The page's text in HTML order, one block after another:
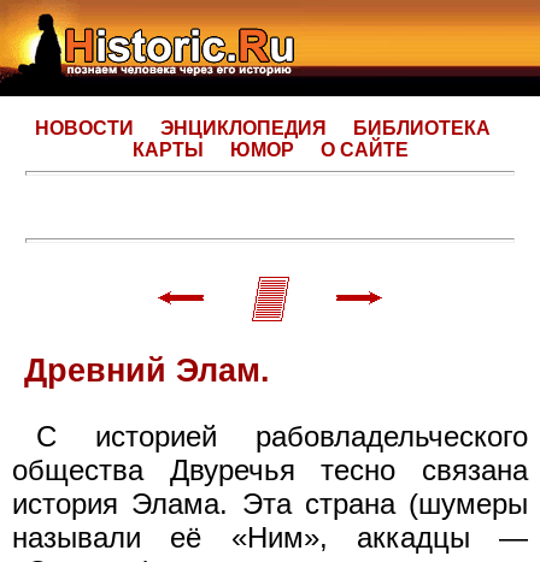
НОВОСТИ ЭНЦИКЛОПЕДИЯ
БИБЛИОТЕКА
КАРТЫ
ЮМОР О САЙТЕ
Древний Элам.
С историей рабовладельческого
общества Двуречья тесно связана
история Элама. Эта страна (шумеры
называли её «Ним», аккадцы —